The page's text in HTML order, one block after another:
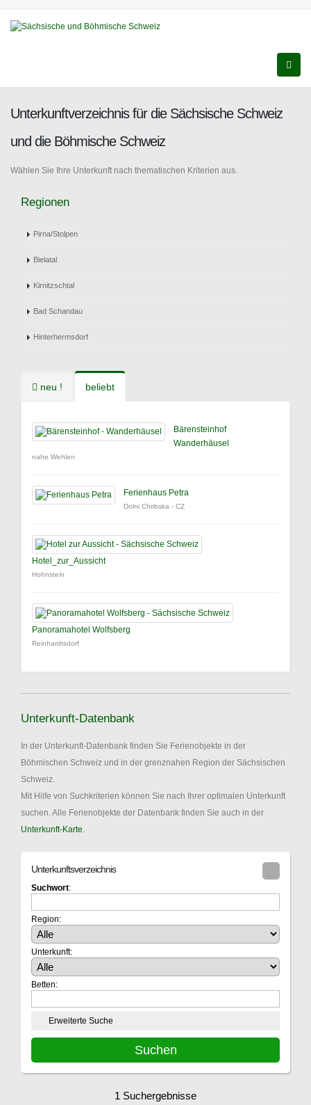
Unterkunftverzeichnis für die Sächsische Schweiz
und die Böhmische Schweiz
Wählen Sie Ihre Unterkunft nach thematischen Kriterien aus.
Regionen
Pirna/Stolpen
Bielatal
Kirnitzschtal
Bad Schandau
Hinterhermsdorf
neu ! beliebt
Bärensteinhof
Wanderhäusel
nahe Wehlen
Ferienhaus Petra
Dolni Chribska - CZ
Hotel_zur_Aussicht
Hohnstein
Panoramahotel Wolfsberg
Reinhardtsdorf
Unterkunft-Datenbank
In der Unterkunft-Datenbank finden Sie Ferienobjekte in der
Böhmischen Schweiz und in der grenznahen Region der Sächsischen
Schweiz.
Mit Hilfe von Suchkriterien können Sie nach Ihrer optimalen Unterkunft
suchen. Alle Ferienobjekte der Datenbank finden Sie auch in der
Unterkunft-Karte
Unterkunftsverzeichnis
Suchwort:
Region:
Unterkunft:
Betten:
Erweiterte Suche
1 Suchergebnisse